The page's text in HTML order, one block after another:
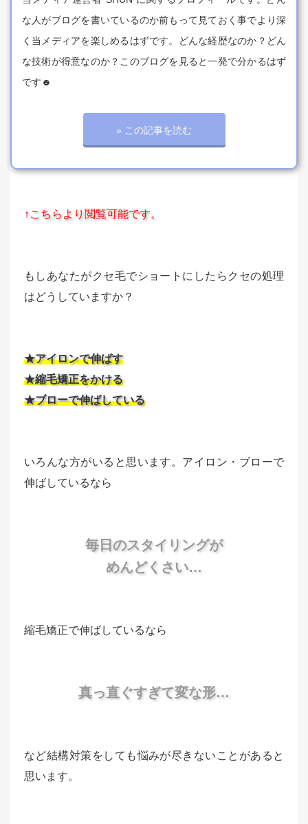
な人がブログを書いているのか前もって見ておく事でより深
く当メディアを楽しめるはずです。どんな経歴なのか？どん
な技術が得意なのか？このブログを見ると一発で分かるはず
です☻
» この記事を読む
↑こちらより閲覧可能です。
もしあなたがクセ毛でショートにしたらクセの処理
はどうしていますか？
★アイロンで伸ばす
★縮毛矯正をかける
★ブローで伸ばしている
いろんな方がいると思います。アイロン・ブローで
伸ばしているなら
毎日のスタイリングが
めんどくさい…
縮毛矯正で伸ばしているなら
真っ直ぐすぎて変な形…
など結構対策をしても悩みが尽きないことがあると
思います。